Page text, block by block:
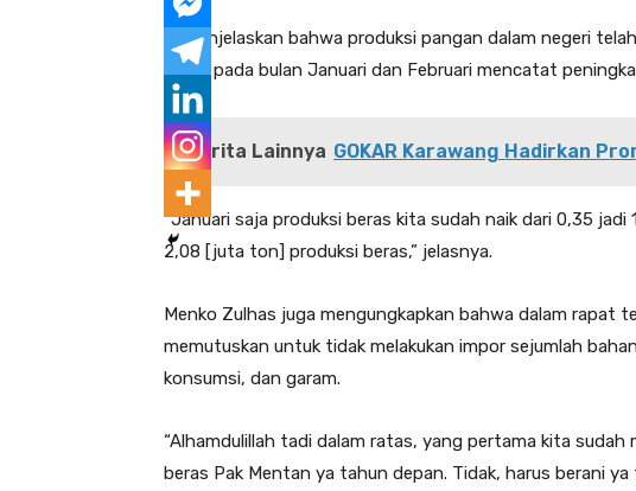
Ia menjelaskan bahwa produksi pangan dalam negeri
beras pada bulan Januari dan Februari mencatat
Berita Lainnya GOKAR Karawang Hadirkan
“Januari saja produksi beras kita sudah naik dari 0,35
2,08 [juta ton] produksi beras,” jelasnya.
Menko Zulhas juga mengungkapkan bahwa dalam rapat
memutuskan untuk tidak melakukan impor sejumlah
konsumsi, dan garam.
“Alhamdulillah tadi dalam ratas, yang pertama kita
beras Pak Mentan ya tahun depan. Tidak, harus berani